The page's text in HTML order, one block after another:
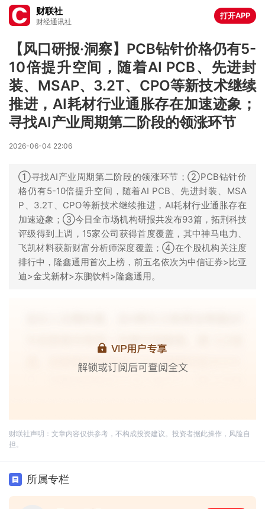
财联社
财经通讯社
打开APP
【风口研报·洞察】PCB钻针价格仍有5-
10倍提升空间，随着AI PCB、先进封
装、MSAP、3.2T、CPO等新技术继续
推进，AI耗材行业通胀存在加速迹象；
寻找AI产业周期第二阶段的领涨环节
2026-06-04 22:06
①寻找AI产业周期第二阶段的领涨环节；②PCB钻针价
格仍有5-10倍提升空间，随着AI PCB、先进封装、MSA
P、3.2T、CPO等新技术继续推进，AI耗材行业通胀存在
加速迹象；③今日全市场机构研报共发布93篇，拓荆科技
评级得到上调，15家公司获得首度覆盖，其中神马电力、
飞凯材料获新财富分析师深度覆盖；④在个股机构关注度
排行中，隆鑫通用首次上榜，前五名依次为中信证券>比亚
迪>金戈新材>东鹏饮料>隆鑫通用。
财联社声明：文章内容仅供参考，不构成投资建议。投资者据此操作，风险自
担。
所属专栏